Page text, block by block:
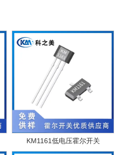
KM1161低电压霍尔开关